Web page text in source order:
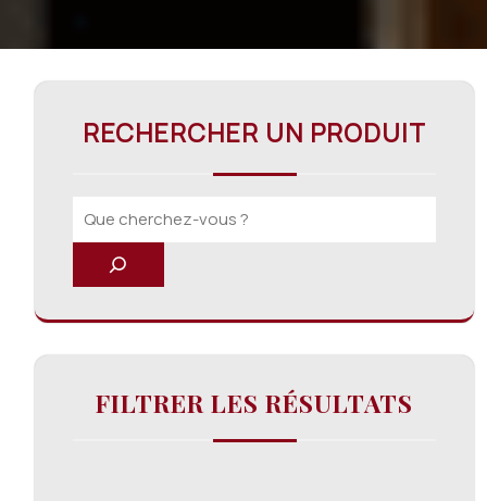
RECHERCHER UN PRODUIT
FILTRER LES RÉSULTATS